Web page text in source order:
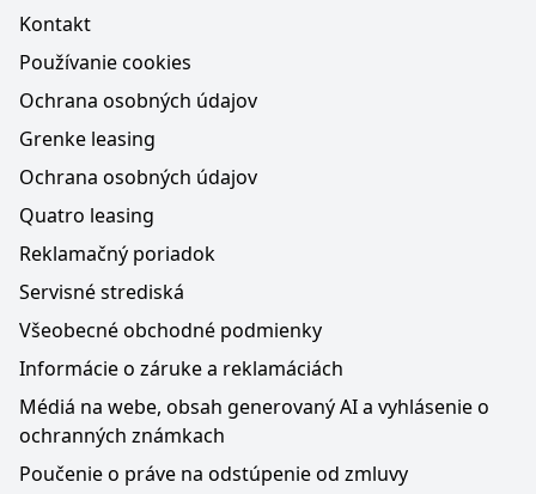
Kontakt
Používanie cookies
Ochrana osobných údajov
Grenke leasing
Ochrana osobných údajov
Quatro leasing
Reklamačný poriadok
Servisné strediská
Všeobecné obchodné podmienky
Informácie o záruke a reklamáciách
Médiá na webe, obsah generovaný AI a vyhlásenie o
ochranných známkach
Poučenie o práve na odstúpenie od zmluvy